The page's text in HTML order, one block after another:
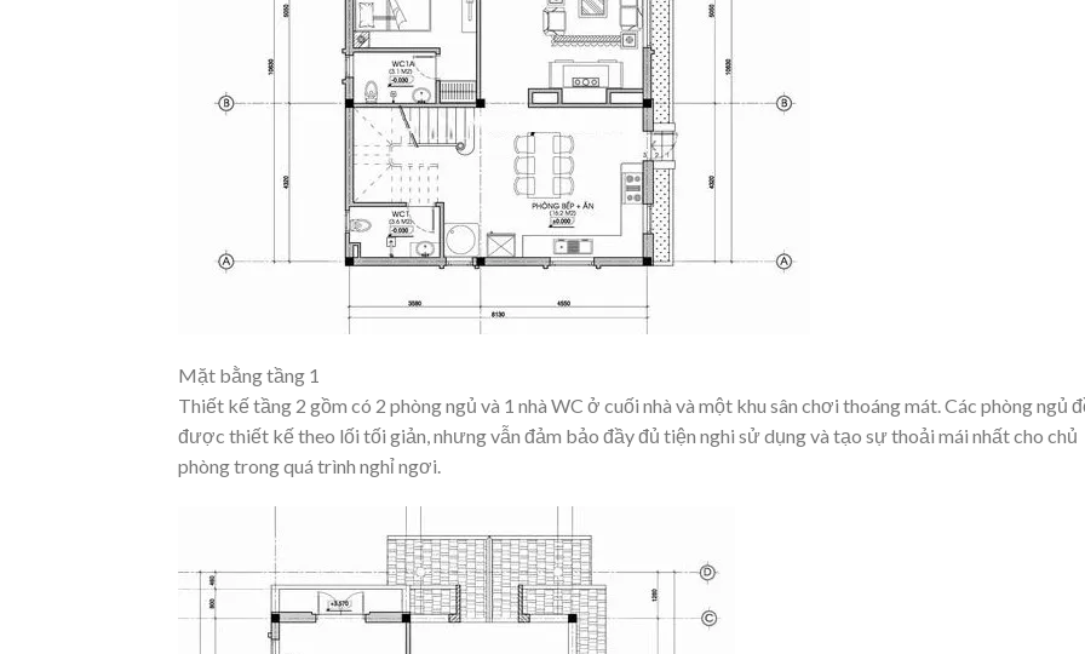
Mặt bằng tầng 1
Thiết kế tầng 2 gồm có 2 phòng ngủ và 1 nhà WC ở cuối nhà và một khu sân chơi thoáng mát. Các phòng ngủ
được thiết kế theo lối tối giản, nhưng vẫn đảm bảo đầy đủ tiện nghi sử dụng và tạo sự thoải mái nhất cho chủ
phòng trong quá trình nghỉ ngơi.